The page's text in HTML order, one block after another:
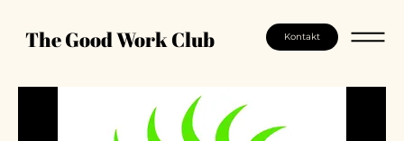
The Good Work Club Kontakt